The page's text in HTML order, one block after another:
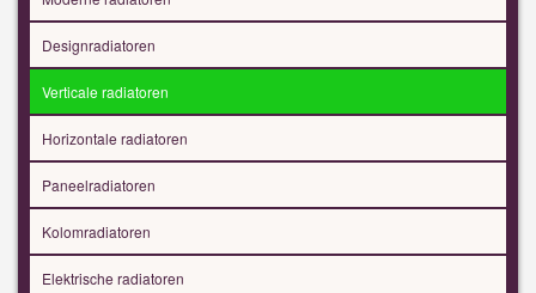
Designradiatoren
Verticale radiatoren
Horizontale radiatoren
Paneelradiatoren
Kolomradiatoren
Elektrische radiatoren